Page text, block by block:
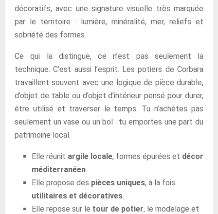
décoratifs, avec une signature visuelle très marquée
par le territoire : lumière, minéralité, mer, reliefs et
sobriété des formes.
Ce qui la distingue, ce n’est pas seulement la
technique. C’est aussi l’esprit. Les potiers de Corbara
travaillent souvent avec une logique de pièce durable,
d’objet de table ou d’objet d’intérieur pensé pour durer,
être utilisé et traverser le temps. Tu n’achètes pas
seulement un vase ou un bol : tu emportes une part du
patrimoine local.
Elle réunit argile locale, formes épurées et décor
méditerranéen.
Elle propose des pièces uniques, à la fois
utilitaires et décoratives.
Elle repose sur le tour de potier, le modelage et